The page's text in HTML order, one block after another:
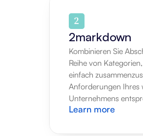
2markdown
Kombinieren Sie
Reihe von
einfach
Anforderungen Ihres
Unternehmens
Learn more